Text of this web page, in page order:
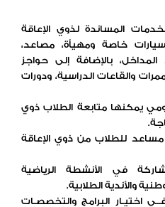
المساندة لذوي الإعاقة
خاصة ومهيأة، مصاعد،
بالإضافة إلى حواجز
والقاعات الدراسية، ودورات
يمكنها متابعة الطلاب ذوي
للطلاب من ذوي الإعاقة
في الأنشطة الرياضية
والأندية الطلابية.
اختيـار البرامج والتخصصـات